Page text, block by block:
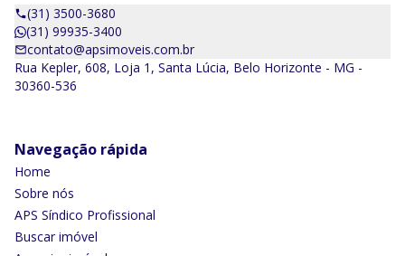
(31) 3500-3680
(31) 99935-3400
contato@apsimoveis.com.br
Rua Kepler, 608, Loja 1, Santa Lúcia, Belo Horizonte - MG -
30360-536
Navegação rápida
Home
Sobre nós
APS Síndico Profissional
Buscar imóvel